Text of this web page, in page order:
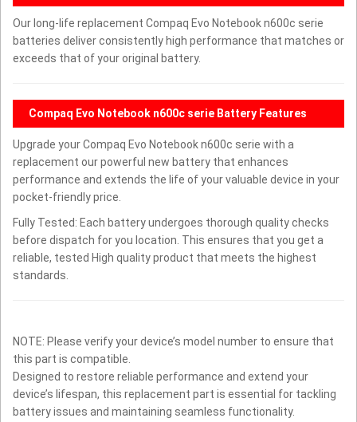
Our long-life replacement Compaq Evo Notebook n600c serie
batteries deliver consistently high performance that matches or
exceeds that of your original battery.
Compaq Evo Notebook n600c serie Battery Features
Upgrade your Compaq Evo Notebook n600c serie with a
replacement our powerful new battery that enhances
performance and extends the life of your valuable device in your
pocket-friendly price.
Fully Tested: Each battery undergoes thorough quality checks
before dispatch for you location. This ensures that you get a
reliable, tested High quality product that meets the highest
standards.
NOTE: Please verify your device’s model number to ensure that
this part is compatible.
Designed to restore reliable performance and extend your
device’s lifespan, this replacement part is essential for tackling
battery issues and maintaining seamless functionality.